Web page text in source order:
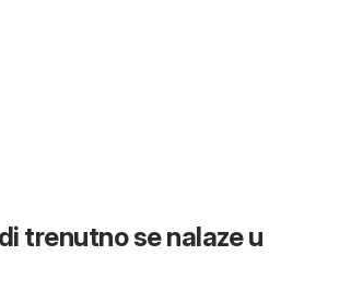
trenutno se nalaze u